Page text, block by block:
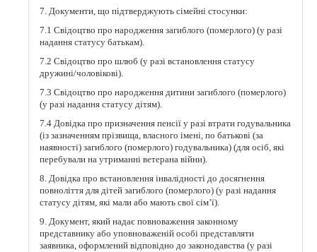
7. Документи, що підтверджують сімейні стосунки:
7.1 Свідоцтво про народження загиблого (померлого) (у разі
надання статусу батькам).
7.2 Свідоцтво про шлюб (у разі встановлення статусу
дружині/чоловікові).
7.3 Свідоцтво про народження дитини загиблого (померлого)
(у разі надання статусу дітям).
7.4 Довідка про призначення пенсії у разі втрати годувальника
(із зазначенням прізвища, власного імені, по батькові (за
наявності) загиблого (померлого) годувальника) (для осіб, які
перебували на утриманні ветерана війни).
8. Довідка про встановлення інвалідності до досягнення
повноліття для дітей загиблого (померлого) (у разі надання
статусу дітям, які мали або мають свої сім’ї).
9. Документ, який надає повноваження законному
представнику або уповноваженій особі представляти
заявника, оформлений відповідно до законодавства (у разі